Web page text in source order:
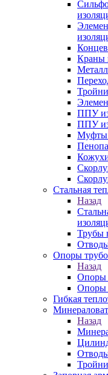
Краны
ППУ
ППУ
Муфты
Стальная
Назад
Трубы
Опоры
Назад
Опоры
Опоры
Гибкая
Назад